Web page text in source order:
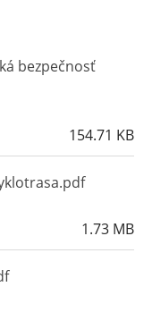
bezpečnosť
154.71 KB
1.73 MB